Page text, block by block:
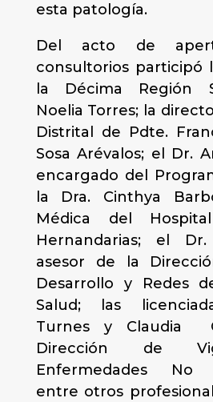
esta patología.
Del acto de
consultorios participó
la Décima Región
Noelia Torres; la
Distrital de Pdte.
Sosa Arévalos; el Dr.
encargado del
la Dra. Cinthya
Médica del
Hernandarias; el
asesor de la
Desarrollo y Redes
Salud; las
Turnes y Claudia
Dirección de
Enfermedades No
entre otros